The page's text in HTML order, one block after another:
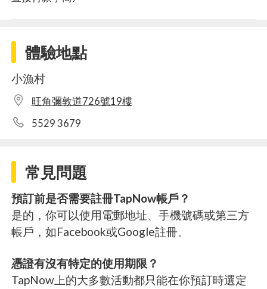
體驗地點
小漁村
旺角彌敦道726號19樓
5529 3679
常見問題
預訂前是否需要註冊TapNow帳戶？
是的，你可以使用電郵地址、手機號碼或第三方
帳戶，如Facebook或Google註冊。
憑證有沒有特定的使用期限？
TapNow上的大多數活動都只能在你預訂時選定